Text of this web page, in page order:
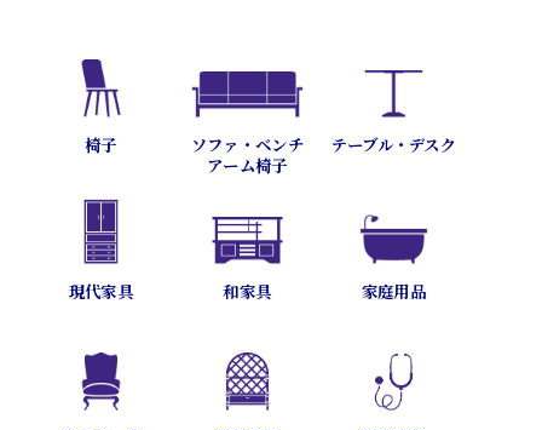
椅子
ソファ・ベンチ
アーム椅子
テーブル・デスク
現代家具 和家具 家庭用品